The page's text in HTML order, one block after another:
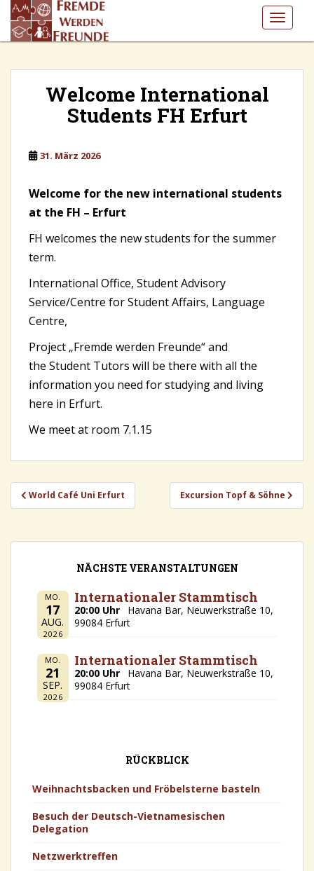
i
Welcome International
Students FH Erfurt
31. März 2026
Welcome for the new international students
at the FH – Erfurt
FH welcomes the new students for the summer
term.
International Office, Student Advisory
Service/Centre for Student Affairs, Language
Centre,
Project „Fremde werden Freunde“ and
the Student Tutors will be there with all the
information you need for studying and living
here in Erfurt.
We meet at room 7.1.15
Beitragsnavigation
World Café Uni Erfurt Excursion Topf & Söhne
NÄCHSTE VERANSTALTUNGEN
MO.
17
AUG.
2026
Internationaler Stammtisch
20:00 Uhr
Havana Bar, Neuwerkstraße 10,
99084 Erfurt
MO.
21
SEP.
2026
Internationaler Stammtisch
20:00 Uhr
Havana Bar, Neuwerkstraße 10,
99084 Erfurt
RÜCKBLICK
Weihnachtsbacken und Fröbelsterne basteln
Besuch der Deutsch-Vietnamesischen
Delegation
Netzwerktreffen